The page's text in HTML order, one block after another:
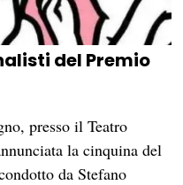
del Premio
presso il Teatro
la cinquina del
da Stefano